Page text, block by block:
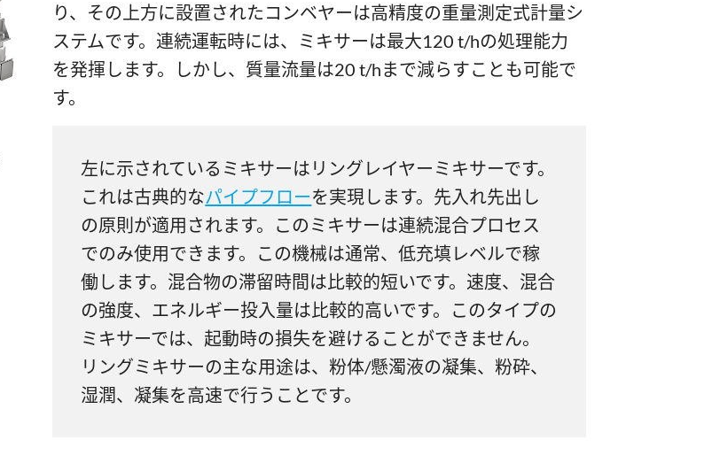
り、その上方に設置されたコンベヤーは高精度の重量測定式計量シ
ステムです。連続運転時には、ミキサーは最大120 t/hの処理能力
を発揮します。しかし、質量流量は20 t/hまで減らすことも可能で
す。
左に示されているミキサーはリングレイヤーミキサーです。
これは古典的なパイプフローを実現します。先入れ先出し
の原則が適用されます。このミキサーは連続混合プロセス
でのみ使用できます。この機械は通常、低充填レベルで稼
働します。混合物の滞留時間は比較的短いです。速度、混合
の強度、エネルギー投入量は比較的高いです。このタイプの
ミキサーでは、起動時の損失を避けることができません。
リングミキサーの主な用途は、粉体/懸濁液の凝集、粉砕、
湿潤、凝集を高速で行うことです。